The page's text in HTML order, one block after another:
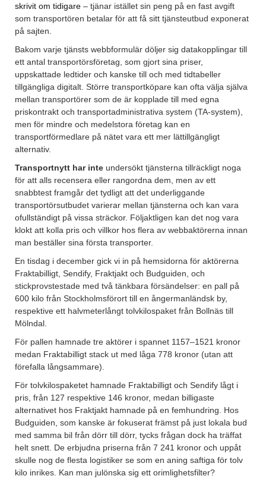
skrivit om tidigare – tjänar istället sin peng på en fast avgift
som transportören betalar för att få sitt tjänsteutbud exponerat
på sajten.
Bakom varje tjänsts webbformulär döljer sig datakopplingar till
ett antal transportörsföretag, som gjort sina priser,
uppskattade ledtider och kanske till och med tidtabeller
tillgängliga digitalt. Större transportköpare kan ofta välja själva
mellan transportörer som de är kopplade till med egna
priskontrakt och transportadministrativa system (TA-system),
men för mindre och medelstora företag kan en
transportförmedlare på nätet vara ett mer lättillgängligt
alternativ.
Transportnytt har inte undersökt tjänsterna tillräckligt noga
för att alls recensera eller rangordna dem, men av ett
snabbtest framgår det tydligt att det underliggande
transportörsutbudet varierar mellan tjänsterna och kan vara
ofullständigt på vissa sträckor. Följaktligen kan det nog vara
klokt att kolla pris och villkor hos flera av webbaktörerna innan
man beställer sina första transporter.
En tisdag i december gick vi in på hemsidorna för aktörerna
Fraktabilligt, Sendify, Fraktjakt och Budguiden, och
stickprovstestade med två tänkbara försändelser: en pall på
600 kilo från Stockholmsförort till en ångermanländsk by,
respektive ett halvmeterlångt tolvkilospaket från Bollnäs till
Mölndal.
För pallen hamnade tre aktörer i spannet 1157–1521 kronor
medan Fraktabilligt stack ut med låga 778 kronor (utan att
förefalla långsammare).
För tolvkilospaketet hamnade Fraktabilligt och Sendify lågt i
pris, från 127 respektive 146 kronor, medan billigaste
alternativet hos Fraktjakt hamnade på en femhundring. Hos
Budguiden, som kanske är fokuserat främst på just lokala bud
med samma bil från dörr till dörr, tycks frågan dock ha träffat
helt snett. De erbjudna priserna från 7 241 kronor och uppåt
skulle nog de flesta logistiker se som en aning saftiga för tolv
kilo inrikes. Kan man julönska sig ett orimlighetsfilter?